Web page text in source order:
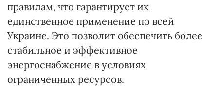
правилам, что гарантирует их
единственное применение по всей
Украине. Это позволит обеспечить более
стабильное и эффективное
энергоснабжение в условиях
ограниченных ресурсов.